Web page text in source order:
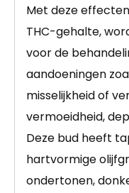
Met deze
THC-gehalte,
voor de
aandoeningen
misselijkheid of
vermoeidheid,
Deze bud heeft
hartvormige
ondertonen,